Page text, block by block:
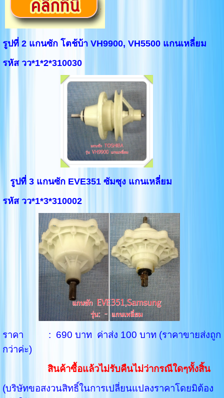
รูปที่ 2 แกนซัก โตช้บ้า VH9900, VH5500 แกนเหลี่ยม
รหัส วว*1*2*310030
รูปที่ 3 แกนซัก EVE351 ซัมซุง แกนเหลี่ยม
รหัส วว*1*3*310002
ราคา : 690 บาท ค่าส่ง 100 บาท (ราคาขายส่งถูก
กว่าค่ะ)
สินค้าซื้อแล้วไม่รับคืนไม่ว่ากรณีใดๆทั้งสิ้น
(บริษัทขอสงวนสิทธิ์ในการเปลี่ยนแปลงราคาโดยมิต้อง